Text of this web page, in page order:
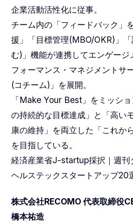
企業活動活性化に従事。
チーム内の「フィードバック」
援」「目標管理(MBO/OKR)」
む)」機能が連携してエンゲー
フォーマンス・マネジメントサ
(コチーム)」を展開。
「Make Your Best」をミッシ
の持続的な目標達成」と「高い
康の維持」を両立した「これか
を目指している。
経済産業省J-startup採択｜週刊
ヘルステックスタートアップ20
株式会社RECOMO 代表取締役
橋本祐造